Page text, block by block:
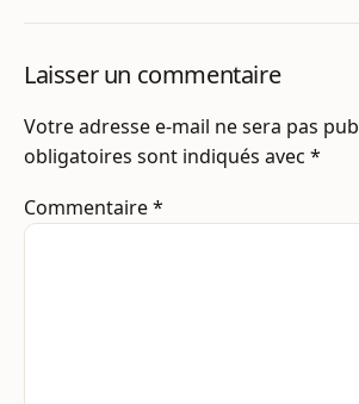
Laisser un commentaire
Votre adresse e-mail ne sera pas
obligatoires sont indiqués avec *
Commentaire*